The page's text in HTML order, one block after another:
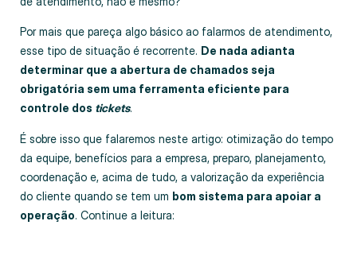
Por mais que pareça algo básico ao falarmos de atendimento,
esse tipo de situação é recorrente. De nada adianta
determinar que a abertura de chamados seja
obrigatória sem uma ferramenta eficiente para
controle dos tickets.
É sobre isso que falaremos neste artigo: otimização do tempo
da equipe, benefícios para a empresa, preparo, planejamento,
coordenação e, acima de tudo, a valorização da experiência
do cliente quando se tem um bom sistema para apoiar a
operação. Continue a leitura: